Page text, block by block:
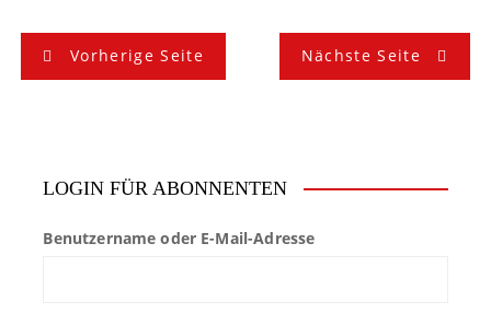
Vorherige Seite Nächste Seite
LOGIN FÜR ABONNENTEN
Benutzername oder E-Mail-Adresse